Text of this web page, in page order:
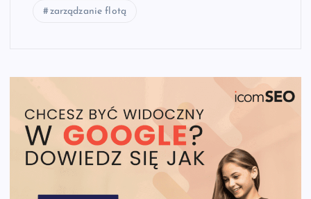
zarządzanie flotą